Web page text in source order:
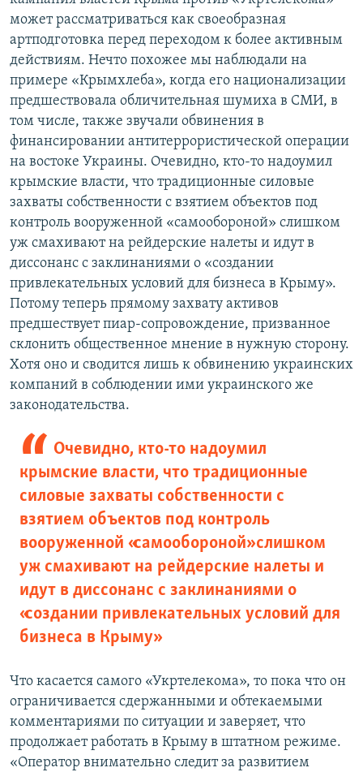
может рассматриваться как своеобразная
артподготовка перед переходом к более активным
действиям. Нечто похожее мы наблюдали на
примере «Крымхлеба», когда его национализации
предшествовала обличительная шумиха в СМИ, в
том числе, также звучали обвинения в
финансировании антитеррористической операции
на востоке Украины. Очевидно, кто-то надоумил
крымские власти, что традиционные силовые
захваты собственности с взятием объектов под
контроль вооруженной «самообороной» слишком
уж смахивают на рейдерские налеты и идут в
диссонанс с заклинаниями о «создании
привлекательных условий для бизнеса в Крыму».
Потому теперь прямому захвату активов
предшествует пиар-сопровождение, призванное
склонить общественное мнение в нужную сторону.
Хотя оно и сводится лишь к обвинению украинских
компаний в соблюдении ими украинского же
законодательства.
Очевидно, кто-то надоумил
крымские власти, что традиционные
силовые захваты собственности с
взятием объектов под контроль
вооруженной «самообороной» слишком
уж смахивают на рейдерские налеты и
идут в диссонанс с заклинаниями о
«создании привлекательных условий для
бизнеса в Крыму»
Что касается самого «Укртелекома», то пока что он
ограничивается сдержанными и обтекаемыми
комментариями по ситуации и заверяет, что
продолжает работать в Крыму в штатном режиме.
«Оператор внимательно следит за развитием